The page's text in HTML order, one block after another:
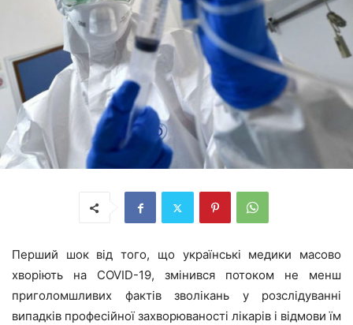
Перший шок від того, що українські медики масово
хворіють на COVID-19, змінився потоком не менш
приголомшливих фактів зволікань у розслідуванні
випадків професійної захворюваності лікарів і відмови їм